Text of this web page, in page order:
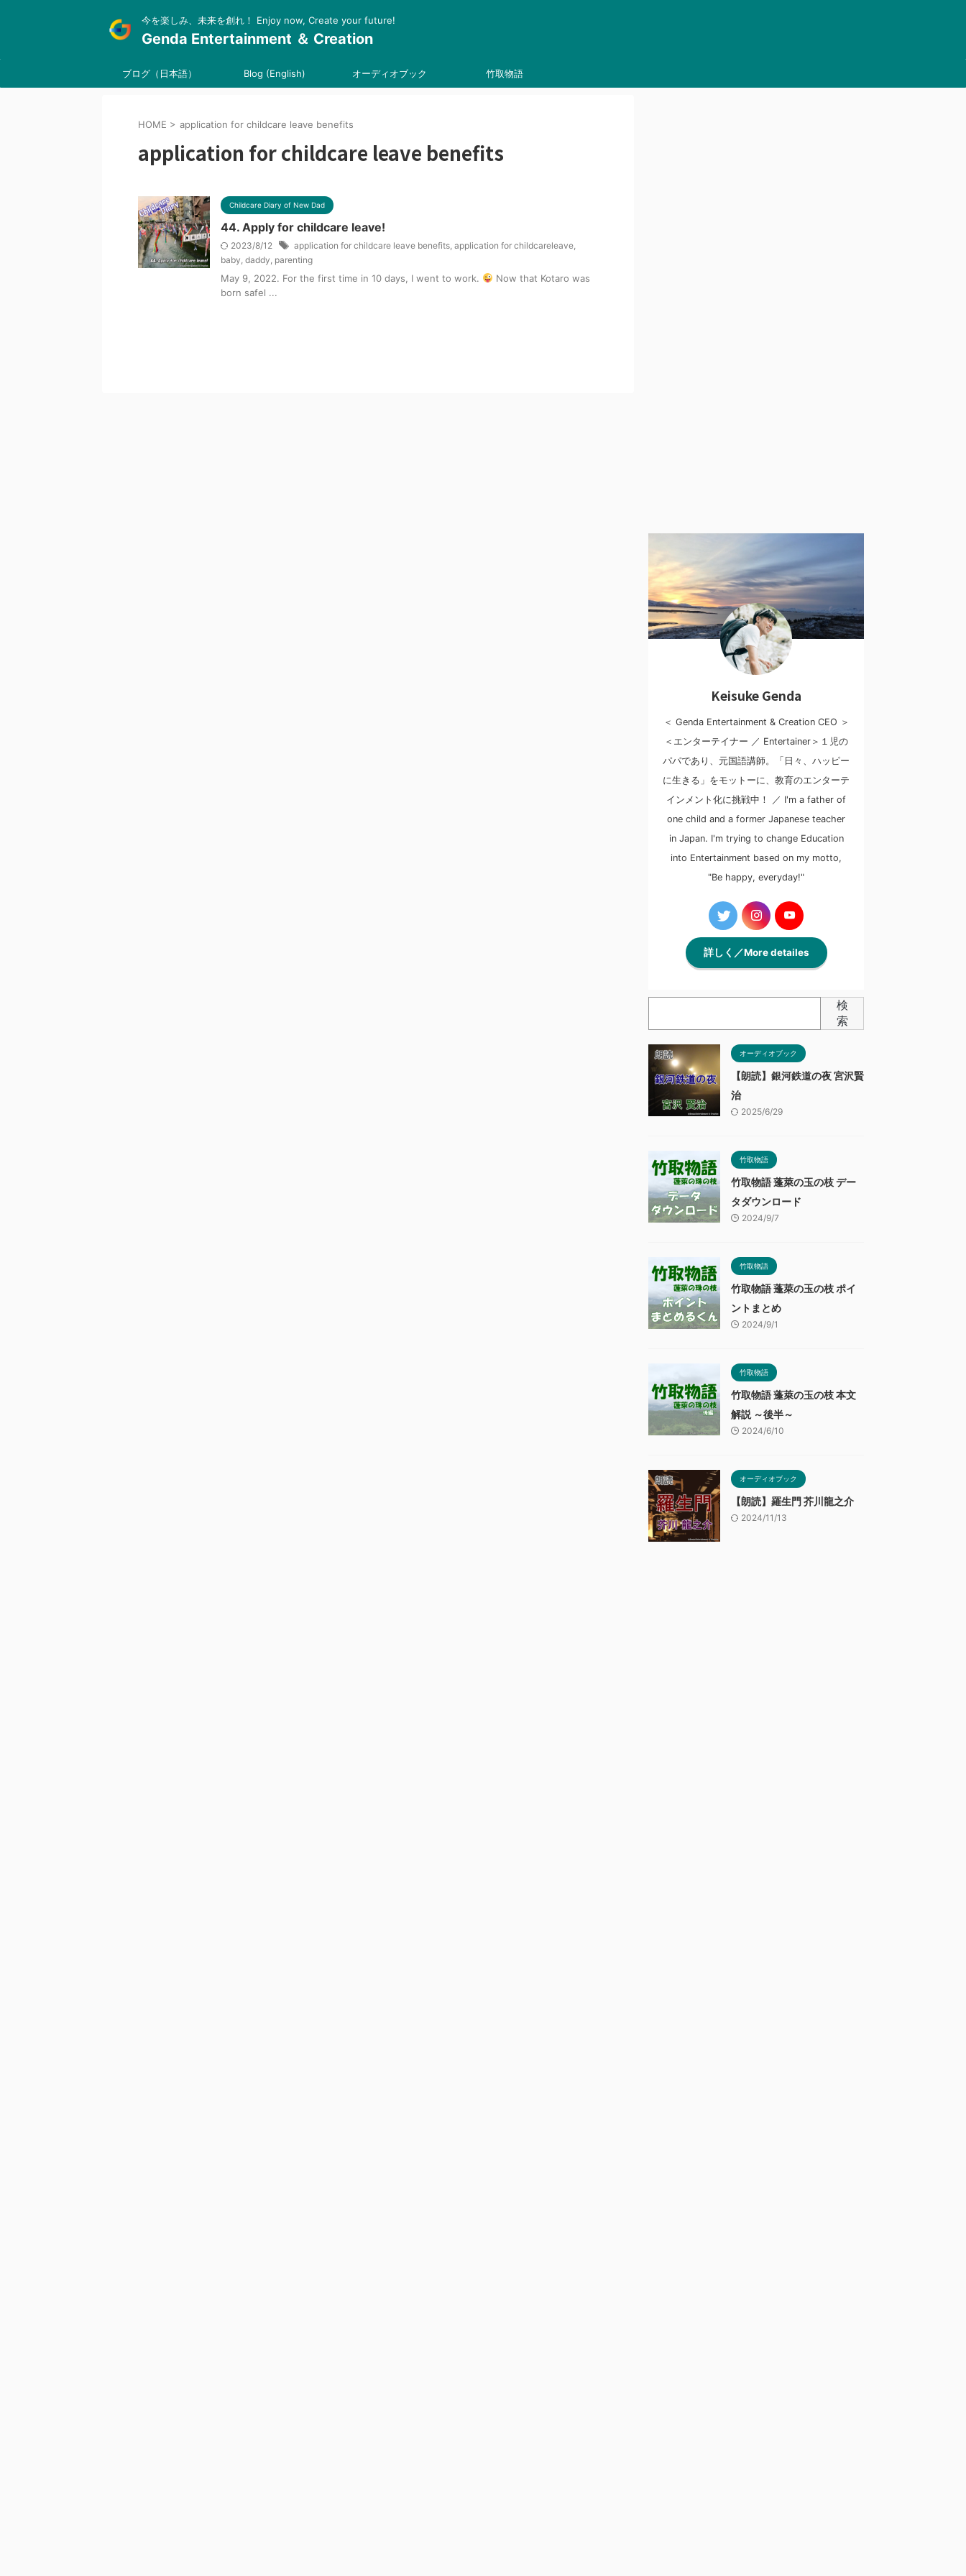
今を楽しみ、未来を創れ！ Enjoy now, Create your future!
Genda Entertainment ＆ Creation
ブログ（日本語） Blog (English) オーディオブック 竹取物語
HOME > application for childcare leave benefits
application for childcare leave benefits
Childcare Diary of New Dad
44. Apply for childcare leave!
2023/8/12 application for childcare leave benefits, application for childcareleave,
baby, daddy, parenting
May 9, 2022. For the first time in 10 days, I went to work.
Now that Kotaro was
born safel ...
Keisuke Genda
＜ Genda Entertainment & Creation CEO ＞
＜エンターテイナー ／ Entertainer＞１児の
パパであり、元国語講師。「日々、ハッピー
に生きる」をモットーに、教育のエンターテ
インメント化に挑戦中！ ／ I'm a father of
one child and a former Japanese teacher
in Japan. I'm trying to change Education
into Entertainment based on my motto,
"Be happy, everyday!"
詳しく／More detailes
検
索
オーディオブック
【朗読】銀河鉄道の夜 宮沢賢
治
2025/6/29
竹取物語
竹取物語 蓬萊の玉の枝 デー
タダウンロード
2024/9/7
竹取物語
竹取物語 蓬萊の玉の枝 ポイ
ントまとめ
2024/9/1
竹取物語
竹取物語 蓬萊の玉の枝 本文
解説 ～後半～
2024/6/10
オーディオブック
【朗読】羅生門 芥川龍之介
2024/11/13